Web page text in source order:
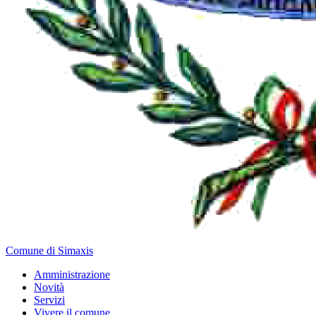
Comune di Simaxis
Amministrazione
Novità
Servizi
Vivere il comune